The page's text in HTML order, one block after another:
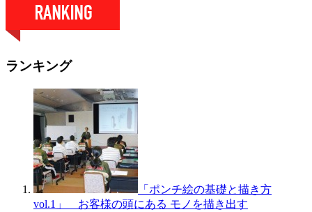
ランキング
「ポンチ絵の基礎と描き方
vol.1」 お客様の頭にある モノを描き出す